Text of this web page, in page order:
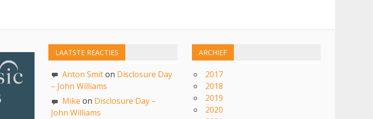
LAATSTE REACTIES
Anton Smiton Disclosure Day
– John Williams
Mike on Disclosure Day –
John Williams
ARCHIEF
2017
2018
2019
2020